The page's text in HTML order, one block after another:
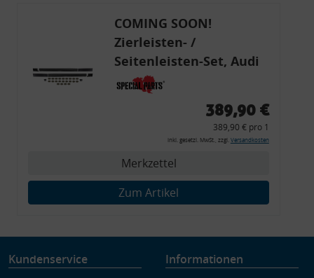
COMING SOON!
Zierleisten- /
Seitenleisten-Set, Audi
80 Cabrio, Coupe, S2, (6x
Zierleiste, 2x Kappe,
Montagewerkzeug)
389,90 €
389,90 € pro 1
inkl. gesetzl. MwSt., zzgl. Versandkosten
Merkzettel
Zum Artikel
Kundenservice Informationen